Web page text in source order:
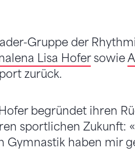
Gruppe der
Lisa Hofersowie
zurück.
begründet ihren
sportlichen Zukunft:
Gymnastik haben mir